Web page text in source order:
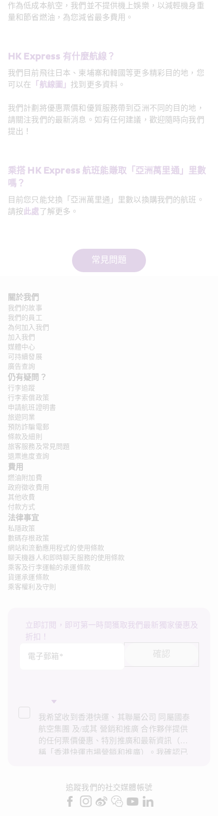
作為低成本航空，我們並不提供機上娛樂，以減輕機身重
量和節省燃油，為您減省最多費用。
HK Express 有什麼航線？
我們目前飛往日本、柬埔寨和韓國等更多精彩目的地，您
可以在 「航線圖」 找到更多資料。
我們計劃將優惠票價和優質服務帶到亞洲不同的目的地，
請關注我們的最新消息。如有任何建議，歡迎隨時向我們
提出！
乘搭 HK Express 航班能賺取「亞洲萬里通」里數
嗎？
目前您只能兌換「亞洲萬里通」里數以換購我們的航班。
請按此處了解更多。
常見問題
關於我們
我們的故事
我們的員工
為何加入我們
加入我們
媒體中心
可持續發展
廣告查詢
仍有疑問？
行李追蹤
行李索償政策
申請航班證明書
旅遊同業
預防詐騙電郵
條款及細則
旅客服務及常見問題
退票進度查詢
費用
燃油附加費
政府徵收費用
其他收費
付款方式
法律事宜
私隱政策
數碼存根政策
網站和流動應用程式的使用條款
聊天機器人和即時聊天服務的使用條款
乘客及行李運輸的承運條款
貨運承運條款
乘客權利及守則
立即訂閱，即可第一時間獲取我們最新獨家優惠及
折扣！
電子郵箱*
確認
我希望收到香港快運、其聯屬公司 同屬國泰
航空集團 及/或其 營銷和推廣 合作夥伴提供
的任何票價優惠、特別推廣和最新資訊（統
稱「香港快運市場營銷和推廣）。我確認已
錄進行直接市場營銷和推廣。我知悉在未經
我的同意下，香港快運不會使用我的個人資
追蹤我們的社交媒體帳號